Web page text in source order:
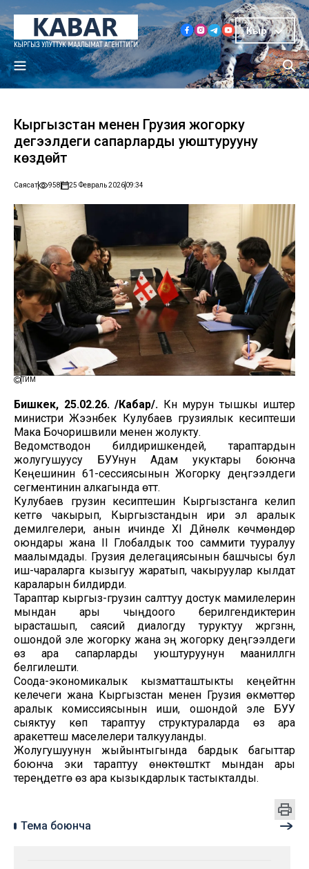
Кыр
Кыргызстан менен Грузия жогорку
деңгээлдеги сапарларды уюштурууну
көздөйт
Саясат 958 25 Февраль 202609:34
ТИМ
Бишкек, 25.02.26. /Кабар/. Күн мурун тышкы иштер
министри Жээнбек Кулубаев грузиялык кесиптеши
Мака Бочоришвили менен жолукту.
Ведомстводон билдиришкендей, тараптардын
жолугушуусу БУУнун Адам укуктары боюнча
Кеңешинин 61-сессиясынын Жогорку деңгээлдеги
сегментинин алкагында өттү.
Кулубаев грузин кесиптешин Кыргызстанга келип
кетүүгө чакырып, Кыргызстандын ири эл аралык
демилгелери, анын ичинде XI Дүйнөлүк көчмөндөр
оюндары жана II Глобалдык тоо саммити тууралуу
маалымдады. Грузия делегациясынын башчысы бул
иш-чараларга кызыгуу жаратып, чакыруулар кылдат
караларын билдирди.
Тараптар кыргыз-грузин салттуу достук мамилелерин
мындан ары чыңдоого берилгендиктерин
ырасташып, саясий диалогду туруктуу жүргүзүүнүн,
ошондой эле жогорку жана эң жогорку деңгээлдеги
өз ара сапарларды уюштуруунун маанилүүлүгүн
белгилешти.
Соода-экономикалык кызматташтыкты кеңейтүүнүн
келечеги жана Кыргызстан менен Грузия өкмөттөр
аралык комиссиясынын иши, ошондой эле БУУ
сыяктуу көп тараптуу структураларда өз ара
аракеттешүү маселелери талкууланды.
Жолугушуунун жыйынтыгында бардык багыттар
боюнча эки тараптуу өнөктөштүктү мындан ары
тереңдетүүгө өз ара кызыкдарлык тастыкталды.
Тема боюнча